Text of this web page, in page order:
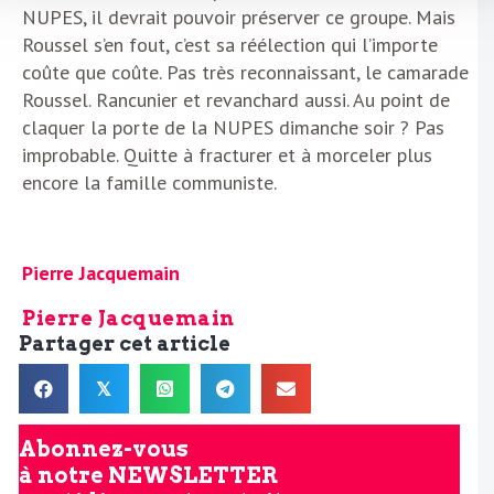
NUPES, il devrait pouvoir préserver ce groupe. Mais
Roussel s’en fout, c’est sa réélection qui l’importe
coûte que coûte. Pas très reconnaissant, le camarade
Roussel. Rancunier et revanchard aussi. Au point de
claquer la porte de la NUPES dimanche soir ? Pas
improbable. Quitte à fracturer et à morceler plus
encore la famille communiste.
Pierre Jacquemain
Pierre Jacquemain
Partager cet article
𝕏
Abonnez-vous
à notre NEWSLETTER